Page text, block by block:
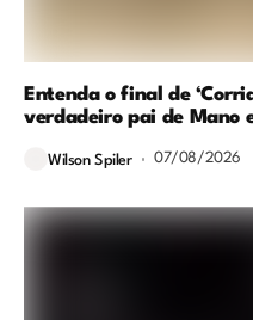
Entenda o final de
verdadeiro pai de Mano
Wilson Spiler 07/08/2026